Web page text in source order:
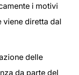
i motivi
viene diretta dal
delle
da parte del